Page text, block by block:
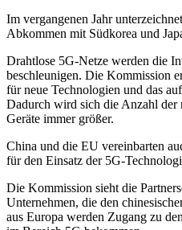
Im vergangenen Jahr
Abkommen mit Südkorea und
Drahtlose 5G-Netze werden die
beschleunigen. Die Kommission
für neue Technologien und das
Dadurch wird sich die Anzahl der
Geräte immer größer.
China und die EU vereinbarten
für den Einsatz der 5G-
Die Kommission sieht die
Unternehmen, die den
aus Europa werden Zugang zu